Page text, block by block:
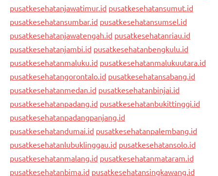
pusatkesehatanjawatimur.id pusatkesehatansumut.id
pusatkesehatansumbar.id pusatkesehatansumsel.id
pusatkesehatanjawatengah.id pusatkesehatanriau.id
pusatkesehatanjambi.id pusatkesehatanbengkulu.id
pusatkesehatanmaluku.id pusatkesehatanmalukuutara.id
pusatkesehatangorontalo.id pusatkesehatansabang.id
pusatkesehatanmedan.id pusatkesehatanbinjai.id
pusatkesehatanpadang.id pusatkesehatanbukittinggi.id
pusatkesehatanpadangpanjang.id
pusatkesehatandumai.id pusatkesehatanpalembang.id
pusatkesehatanlubuklinggau.id pusatkesehatansolo.id
pusatkesehatanmalang.id pusatkesehatanmataram.id
pusatkesehatanbima.id pusatkesehatansingkawang.id